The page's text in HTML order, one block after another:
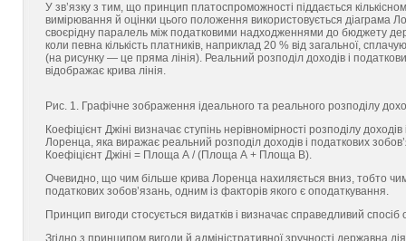
У зв’язку з тим, що принцип платоспроможності піддається
вимірювання й оцінки цього положення використовується діаграма
своєрідну паралель між податковими надходженнями до бюджету
коли певна кількість платників, наприклад 20 % від загальної,
(на рисунку — це пряма лінія). Реальний розподіл доходів і
відображає крива лінія.
Рис. 1. Графічне зображення ідеального та реального розподілу
Коефіцієнт Джіні визначає ступінь нерівномірності розподілу
Лоренца, яка виражає реальний розподіл доходів і податкових
Коефіцієнт Джіні = Площа А / (Площа А + Площа В).
Очевидно, що чим більше крива Лоренца нахиляється вниз, тобто чим
податкових зобов’язань, одним із факторів якого є оподаткування.
Принцип вигоди стосується видатків і визначає справедливий
Згідно з принципом вигоди й адміністративної зручності державна